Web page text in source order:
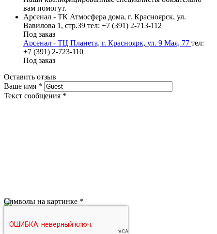
вам помогут.
Арсенал - ТК Атмосфера дома, г. Красноярск, ул.
Вавилова 1, стр.39 тел: +7 (391) 2-713-112
Под заказ
Арсенал - ТЦ Планета, г. Красноярк, ул. 9 Мая, 77 тел:
+7 (391) 2-723-110
Под заказ
Оставить отзыв
Ваше имя *
Текст сообщения *
Символы на картинке *